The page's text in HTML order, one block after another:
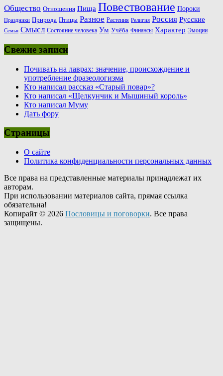
Общество Отношения Пища Повествование Пороки
Праздники Природа Птицы Разное Растения Религия Россия Русские
Семья Смысл Состояние человека Ум Учёба Финансы Характер Эмоции
Свежие записи
Почивать на лаврах: значение, происхождение и
употребление фразеологизма
Кто написал рассказ «Старый повар»?
Кто написал «Щелкунчик и Мышиный король»
Кто написал Муму
Дать фору
Страницы
О сайте
Политика конфиденциальности персональных данных
Все права на представленные материалы принадлежат их
авторам.
При использовании материалов сайта, прямая ссылка
обязательна!
Копирайт © 2026 Пословицы и поговорки. Все права
защищены.